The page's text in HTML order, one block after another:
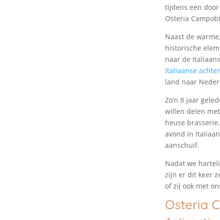
tijdens een
Osteria
Naast de
historische
naar de
Italiaanse
land naar
Zo’n 8 jaar
willen delen
heuse
avond in
aanschuif.
Nadat we
zijn er dit keer
of zij ook met
Osteria